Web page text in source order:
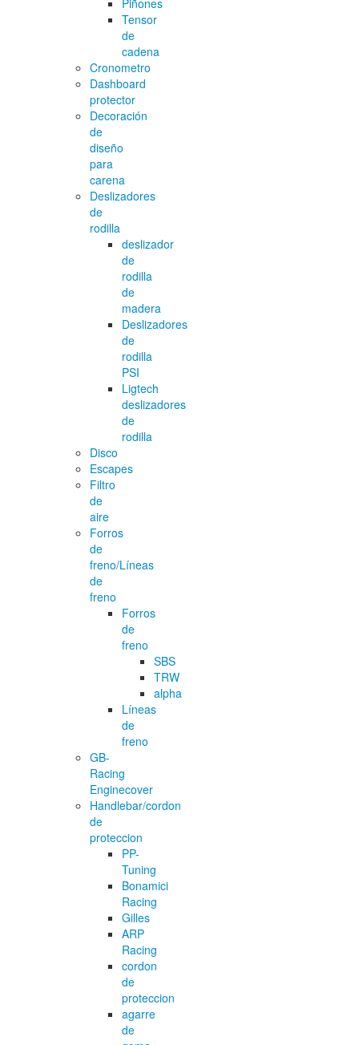
Tensor
de
cadena
Cronometro
Dashboard
protector
Decoración
de
diseño
para
carena
Deslizadores
de
rodilla
deslizador
de
rodilla
de
madera
Deslizadores
de
rodilla
PSI
Ligtech
deslizadores
de
rodilla
Disco
Escapes
Filtro
de
aire
Forros
de
freno/Líneas
de
freno
Forros
de
freno
SBS
TRW
alpha
Líneas
de
freno
GB-
Racing
Enginecover
Handlebar/cordon
de
proteccion
PP-
Tuning
Bonamici
Racing
Gilles
ARP
Racing
cordon
de
proteccion
agarre
de